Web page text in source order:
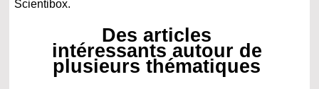
Scientibox.
Des articles
intéressants autour de
plusieurs thématiques